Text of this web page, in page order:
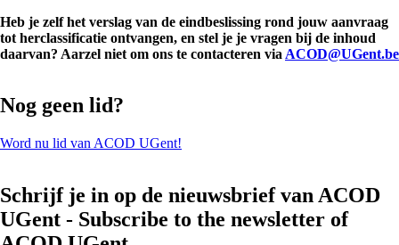
Heb je zelf het verslag van de eindbeslissing rond jouw aanvraag
tot herclassificatie ontvangen, en stel je je vragen bij de inhoud
daarvan? Aarzel niet om ons te contacteren via ACOD@UGent.be
Nog geen lid?
Word nu lid van ACOD UGent!
Schrijf je in op de nieuwsbrief van ACOD
UGent - Subscribe to the newsletter of